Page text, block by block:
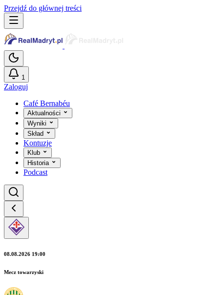
Przejdź do głównej treści
1
Zaloguj
Café Bernabéu
Aktualności
Wyniki
Skład
Kontuzje
Klub
Historia
Podcast
08.08.2026 19:00
Mecz towarzyski